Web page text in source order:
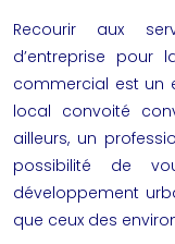
Recourir aux
d’entreprise pour
commercial est un
local convoité
ailleurs, un
possibilité de
développement
que ceux des